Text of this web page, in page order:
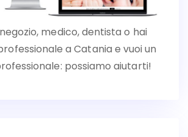
medico, dentista o hai
a Catania e vuoi un
possiamo aiutarti!